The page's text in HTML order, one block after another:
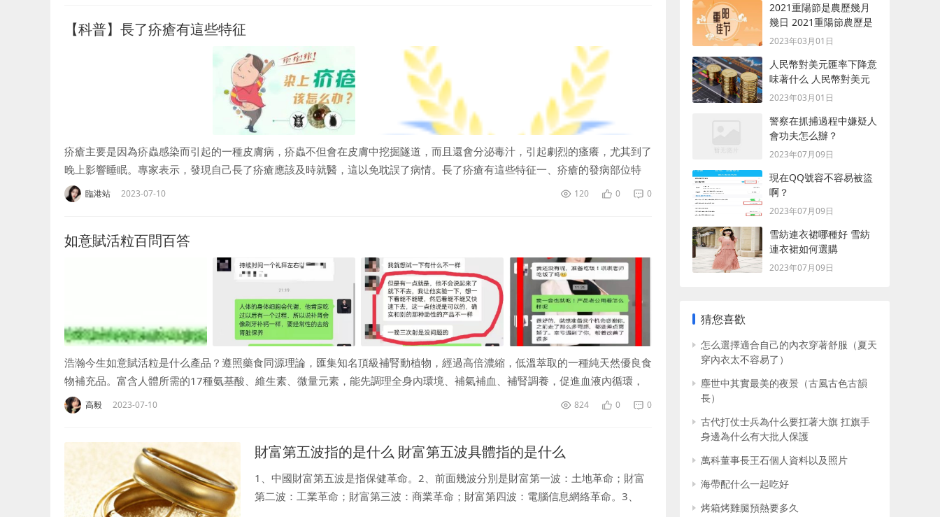
【科普】長了疥瘡有這些特征
疥瘡主要是因為疥蟲感染而引起的一種皮膚病，疥蟲不但會在皮膚中挖掘隧道，而且還會分泌毒汁，引起劇烈的瘙癢，尤其到了
晚上影響睡眠。專家表示，發現自己長了疥瘡應該及時就醫，這以免耽誤了病情。長了疥瘡有這些特征一、疥瘡的發病部位特
殊，大多數病人出現...
臨港站 2023-07-10 120 0 0
如意賦活粒百問百答
浩瀚今生如意賦活粒是什么產品？遵照藥食同源理論，匯集知名頂級補腎動植物，經過高倍濃縮，低溫萃取的一種純天然優良食
物補充品。富含人體所需的17種氨基酸、維生素、微量元素，能先調理全身內環境、補氣補血、補腎調養，促進血液內循環，
消除疲勞，梳理身...
高毅 2023-07-10 824 0 0
財富第五波指的是什么 財富第五波具體指的是什么
1、中國財富第五波是指保健革命。2、前面幾波分別是財富第一波：土地革命；財富
第二波：工業革命；財富第三波：商業革命；財富第四波：電腦信息網絡革命。3、
2021重陽節是農歷幾月
幾日 2021重陽節農歷是
什么時候
2023年03月01日
人民幣對美元匯率下降意
味著什么 人民幣對美元
匯率下降含義
2023年03月01日
警察在抓捕過程中嫌疑人
會功夫怎么辦？
2023年07月09日
現在QQ號容不容易被盜
啊？
2023年07月09日
雪紡連衣裙哪種好 雪紡
連衣裙如何選購
2023年07月09日
猜您喜歡
怎么選擇適合自己的內衣穿著舒服（夏天
穿內衣太不容易了）
塵世中其實最美的夜景（古風古色古韻
長）
古代打仗士兵為什么要扛著大旗 扛旗手
身邊為什么有大批人保護
萬科董事長王石個人資料以及照片
海帶配什么一起吃好
烤箱烤雞腿預熱要多久